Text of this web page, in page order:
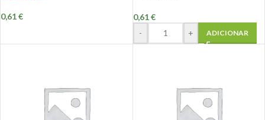
0,61€ 0,61€
-
+ ADICIONAR